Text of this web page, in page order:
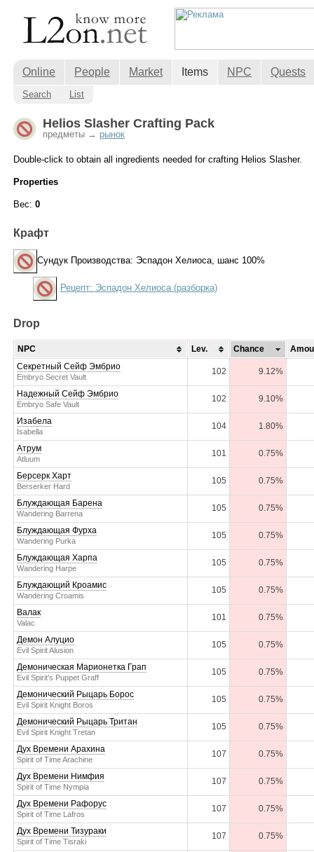
Online People Market Items NPC Quests
Search List
Helios Slasher Crafting Pack
предметы → рынок
Double-click to obtain all ingredients needed for crafting Helios Slasher.
Properties
Вес: 0
Крафт
Сундук Производства: Эспадон Хелиоса, шанс 100%
Рецепт: Эспадон Хелиоса (разборка)
Drop
NPC Lev. Chance
Секретный Сейф Эмбрио
Embryo Secret Vault
102 9.12%
Надежный Сейф Эмбрио
Embryo Safe Vault
102 9.10%
Изабела
Isabella
104 1.80%
Атрум
Atluum
101 0.75%
Берсерк Харт
Berserker Hard
105 0.75%
Блуждающая Барена
Wandering Barrena
105 0.75%
Блуждающая Фурха
Wandering Purka
105 0.75%
Блуждающая Харпа
Wandering Harpe
105 0.75%
Блуждающий Кроамис
Wandering Croamis
105 0.75%
Валак
Valac
101 0.75%
Демон Алуцио
Evil Spirit Alusion
105 0.75%
Демоническая Марионетка Грап
Evil Spirit's Puppet Graff
105 0.75%
Демонический Рыцарь Борос
Evil Spirit Knight Boros
105 0.75%
Демонический Рыцарь Тритан
Evil Spirit Knight Tretan
105 0.75%
Дух Времени Арахина
Spirit of Time Arachine
107 0.75%
Дух Времени Нимфия
Spirit of Time Nympia
107 0.75%
Дух Времени Рафорус
Spirit of Time Lafros
107 0.75%
Дух Времени Тизураки
Spirit of Time Tisraki
107 0.75%